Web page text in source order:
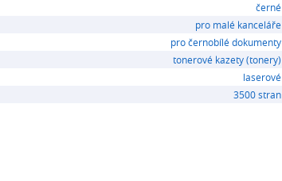
černé
pro malé kanceláře
pro černobílé dokumenty
tonerové kazety (tonery)
laserové
3500 stran